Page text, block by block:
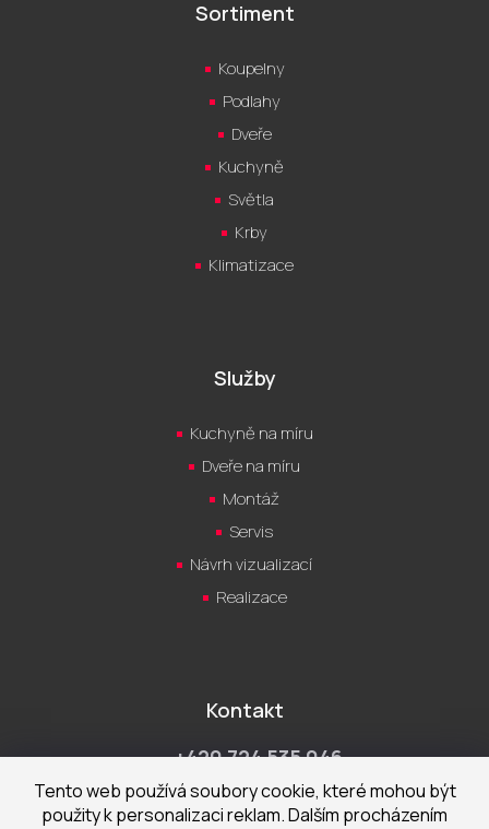
Tento web používá soubory cookie, které mohou být
použity k personalizaci reklam. Dalším procházením
Sortiment
Koupelny
Podlahy
Dveře
Kuchyně
Světla
Krby
Klimatizace
Služby
Kuchyně na míru
Dveře na míru
Montáž
Servis
Návrh vizualizací
Realizace
Kontakt
+420 724 535 046
Po-Pá 9:00 - 18:00 hod